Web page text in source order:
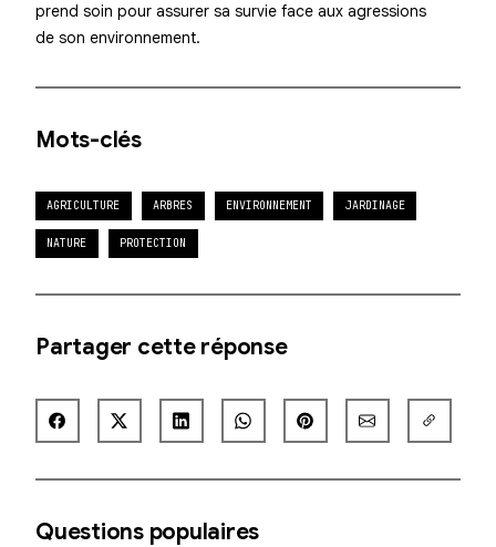
prend soin pour assurer sa survie face aux agressions
de son environnement.
Mots-clés
AGRICULTURE ARBRES ENVIRONNEMENT JARDINAGE
NATURE PROTECTION
Partager cette réponse
Questions populaires